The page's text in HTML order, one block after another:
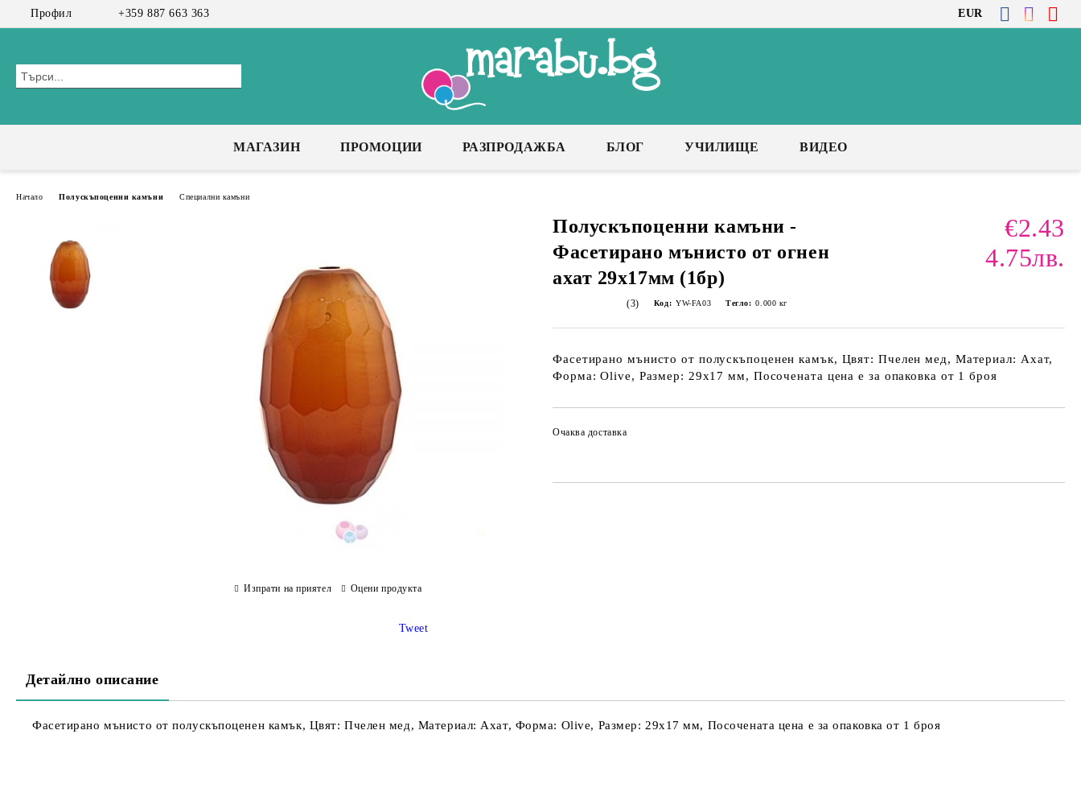
Профил +359 887 663 363 EUR
МАГАЗИН ПРОМОЦИИ РАЗПРОДАЖБА БЛОГ УЧИЛИЩЕ ВИДЕО
Начало Полускъпоценни камъни Специални камъни
Полускъпоценни камъни -
Фасетирано мънисто от огнен
ахат 29х17мм (1бр)
€2.43
4.75лв.
(3) Код: YW-FA03 Тегло: 0.000 кг
Фасетирано мънисто от полускъпоценен камък, Цвят: Пчелен мед, Материал: Ахат,
Форма: Olive, Размер: 29х17 мм, Посочената цена е за опаковка от 1 броя
Очаква доставка
Изпрати на приятел Оцени продукта
Tweet
Детайлно описание
Фасетирано мънисто от полускъпоценен камък, Цвят: Пчелен мед, Материал: Ахат, Форма: Olive, Размер: 29х17 мм, Посочената цена е за опаковка от 1 броя